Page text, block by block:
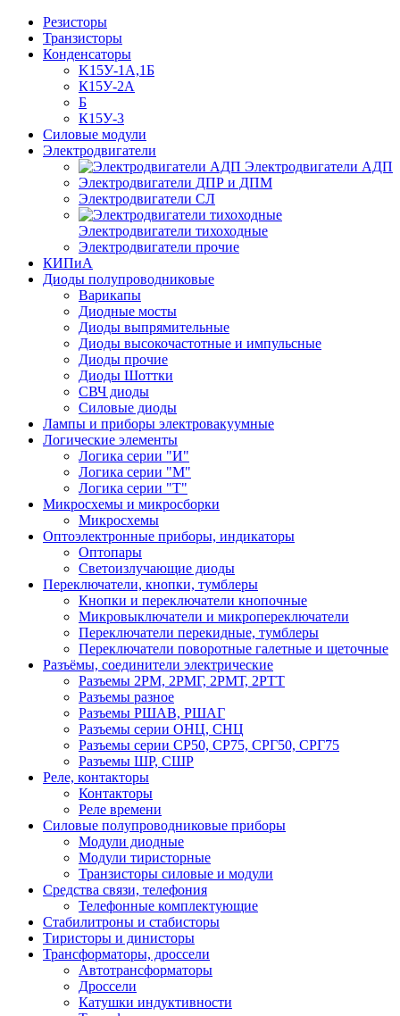
Резисторы
Транзисторы
Конденсаторы
K15У-1А,1Б
К15У-2А
Б
К15У-3
Силовые модули
Электродвигатели
Электродвигатели АДП
Электродвигатели ДПР и ДПМ
Электродвигатели СЛ
Электродвигатели тихоходные
Электродвигатели прочие
КИПиА
Диоды полупроводниковые
Варикапы
Диодные мосты
Диоды выпрямительные
Диоды высокочастотные и импульсные
Диоды прочие
Диоды Шоттки
СВЧ диоды
Силовые диоды
Лампы и приборы электровакуумные
Логические элементы
Логика серии "И"
Логика серии "М"
Логика серии "Т"
Микросхемы и микросборки
Микросхемы
Оптоэлектронные приборы, индикаторы
Оптопары
Светоизлучающие диоды
Переключатели, кнопки, тумблеры
Кнопки и переключатели кнопочные
Микровыключатели и микропереключатели
Переключатели перекидные, тумблеры
Переключатели поворотные галетные и щеточные
Разъёмы, соединители электрические
Разъемы 2РМ, 2РМГ, 2РМТ, 2РТТ
Разъемы разное
Разъемы РШАВ, РШАГ
Разъемы серии ОНЦ, СНЦ
Разъемы серии СР50, СР75, СРГ50, СРГ75
Разъемы ШР, СШР
Реле, контакторы
Контакторы
Реле времени
Силовые полупроводниковые приборы
Модули диодные
Модули тиристорные
Транзисторы силовые и модули
Средства связи, телефония
Телефонные комплектующие
Стабилитроны и стабисторы
Тиристоры и динисторы
Трансформаторы, дроссели
Автотрансформаторы
Дроссели
Катушки индуктивности